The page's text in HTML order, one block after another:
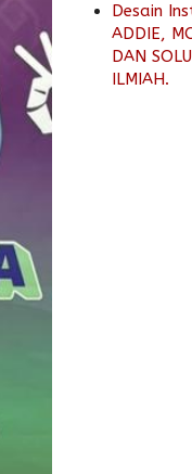
Desain
ADDIE,
DAN
ILMIAH.